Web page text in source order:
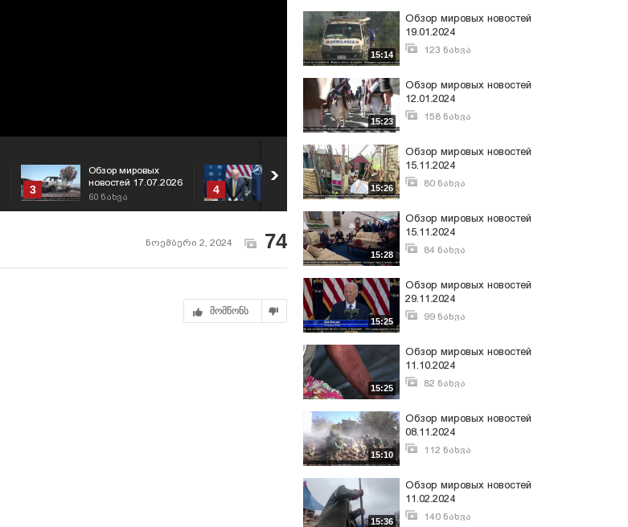
3
Обзор мировых
новостей 17.07.2026
60 ნახვა
4
Обзор мировых
новостей 10.07.2026
ნახვა
5
новостей 03.07.2026
ნოემბერი 2, 2024 74
მომწონს
15:14
Обзор мировых новостей
19.01.2024
123 ნახვა
15:23
Обзор мировых новостей
12.01.2024
158 ნახვა
15:26
Обзор мировых новостей
15.11.2024
80 ნახვა
15:28
Обзор мировых новостей
15.11.2024
84 ნახვა
15:25
Обзор мировых новостей
29.11.2024
99 ნახვა
15:25
Обзор мировых новостей
11.10.2024
82 ნახვა
15:10
Обзор мировых новостей
08.11.2024
112 ნახვა
15:36
Обзор мировых новостей
11.02.2024
140 ნახვა